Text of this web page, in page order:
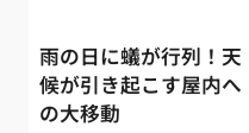
雨の日に蟻が行列！天
候が引き起こす屋内へ
の大移動